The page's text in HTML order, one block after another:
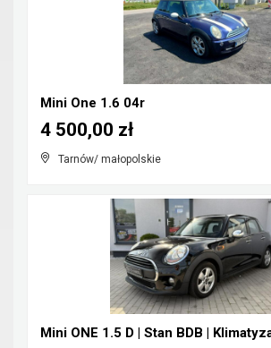
Mini One 1.6 04r
Tarnów/ małopolskie
4 500,00 zł